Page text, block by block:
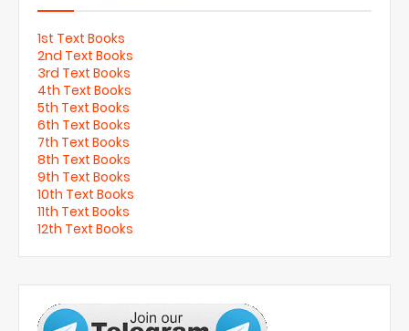
1st Text Books
2nd Text Books
3rd Text Books
4th Text Books
5th Text Books
6th Text Books
7th Text Books
8th Text Books
9th Text Books
10th Text Books
11th Text Books
12th Text Books